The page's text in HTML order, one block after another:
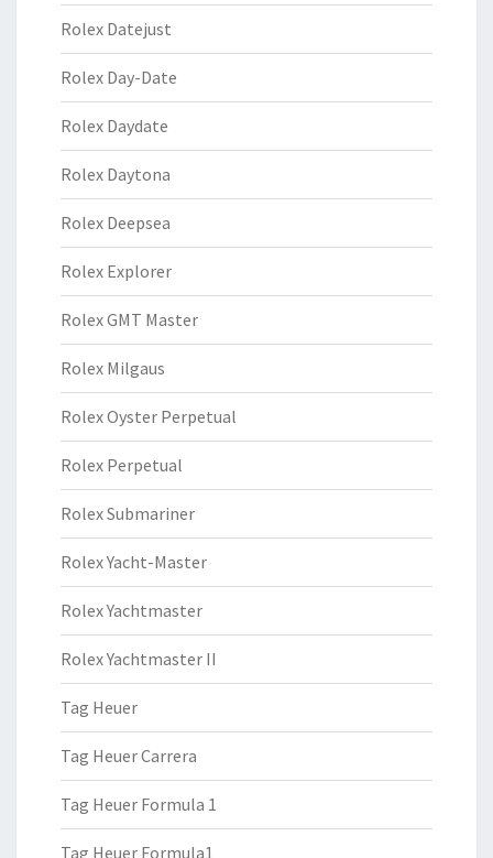
Rolex Datejust
Rolex Day-Date
Rolex Daydate
Rolex Daytona
Rolex Deepsea
Rolex Explorer
Rolex GMT Master
Rolex Milgaus
Rolex Oyster Perpetual
Rolex Perpetual
Rolex Submariner
Rolex Yacht-Master
Rolex Yachtmaster
Rolex Yachtmaster II
Tag Heuer
Tag Heuer Carrera
Tag Heuer Formula 1
Tag Heuer Formula1